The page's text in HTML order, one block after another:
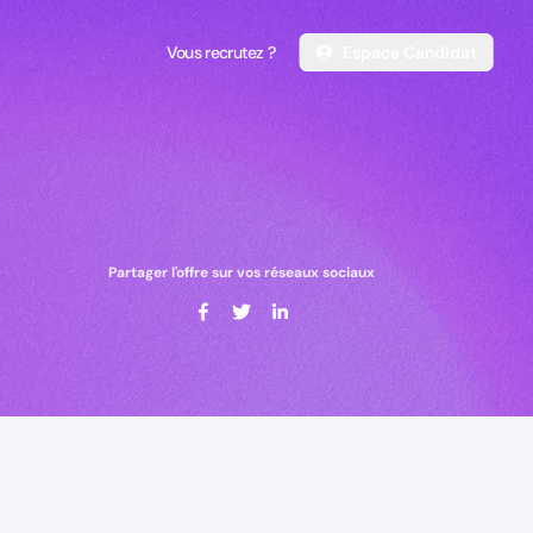
Vous recrutez ?
Vous recrutez ?
Partager l'offre sur vos réseaux sociaux